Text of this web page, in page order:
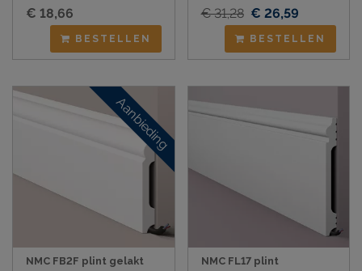
€ 18,66
BESTELLEN
€ 31,28 € 26,59
BESTELLEN
Aanbieding
NMC FB2F plint gelakt NMC FL17 plint